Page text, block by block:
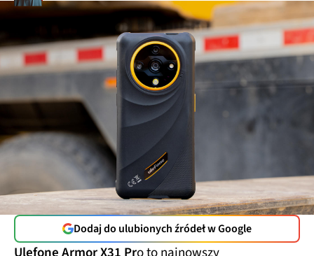
Dodaj do ulubionych źródeł w Google